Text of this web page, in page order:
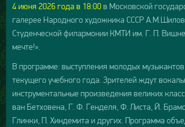
4 июня 2026 года в 18:00в Московской
галерее Народного художника СССР
Студенческой филармонии КМТИ им. Г. П.
мечте!».
В программе: выступления молодых
текущего учебного года. Зрителей ждут
инструментальные произведения великих
ван Бетховена, Г. Ф. Генделя, Ф. Листа, Й.
Глинки, П. Хиндемита и других. Программа